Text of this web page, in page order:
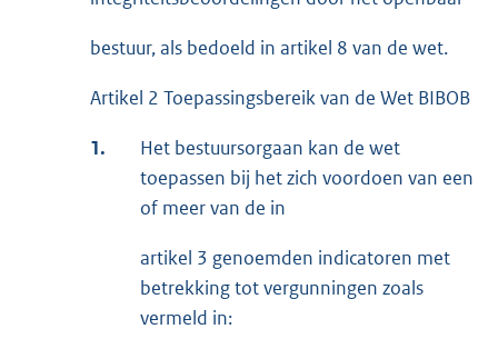
bestuur, als bedoeld in artikel 8 van de wet.
Artikel 2 Toepassingsbereik van de Wet BIBOB
1.
Het bestuursorgaan kan de wet
toepassen bij het zich voordoen van een
of meer van de in
artikel 3 genoemden indicatoren met
betrekking tot vergunningen zoals
vermeld in: